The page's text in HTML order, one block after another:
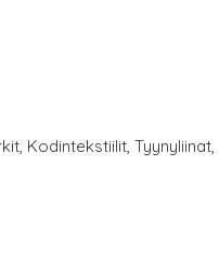
, Kodintekstiilit, Tyynyliinat,